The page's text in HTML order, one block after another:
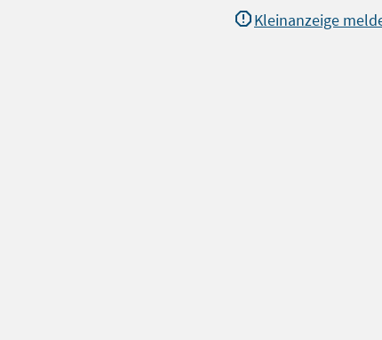
Kleinanzeige